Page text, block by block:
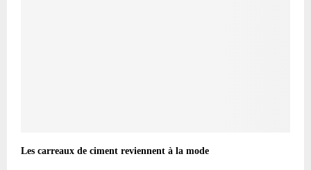
Les carreaux de ciment reviennent à la mode